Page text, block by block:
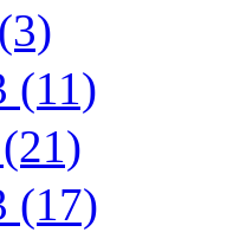
(11)
(17)